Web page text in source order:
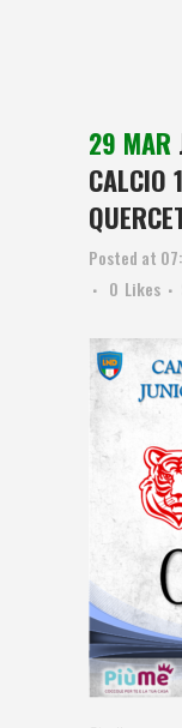
29 MAR
CALCIO
Posted at
0 Likes